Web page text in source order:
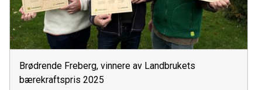
Brødrende Freberg, vinnere av Landbrukets
bærekraftspris 2025